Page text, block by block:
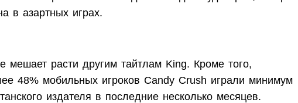
в азартных играх.
мешает расти другим тайтлам King. Кроме того,
48% мобильных игроков Candy Crush играли минимум
издателя в последние несколько месяцев.